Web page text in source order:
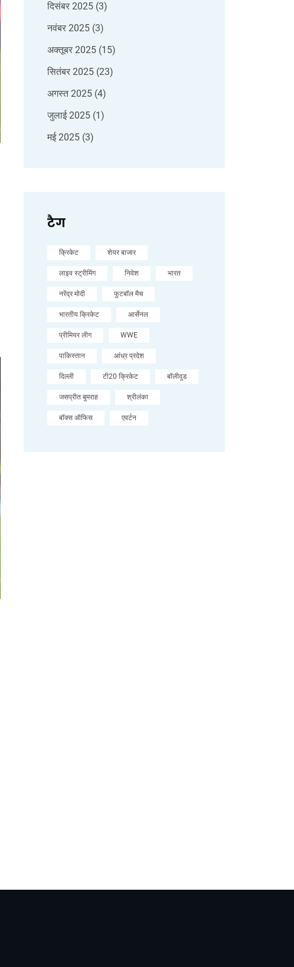
दिसंबर 2025 (3)
नवंबर 2025 (3)
अक्तूबर 2025 (15)
सितंबर 2025 (23)
अगस्त 2025 (4)
जुलाई 2025 (1)
मई 2025 (3)
टैग
क्रिकेट शेयर बाजार
लाइव स्ट्रीमिंग निवेश भारत
नरेंद्र मोदी फुटबॉल मैच
भारतीय क्रिकेट आर्सेनल
प्रीमियर लीग WWE
पाकिस्तान आंध्र प्रदेश
दिल्ली टी20 क्रिकेट बॉलीवुड
जसप्रीत बुमराह श्रीलंका
बॉक्स ऑफिस एवर्टन